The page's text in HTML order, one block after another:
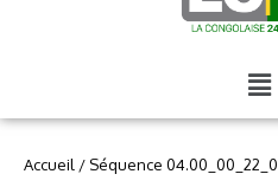
Accueil / Séquence